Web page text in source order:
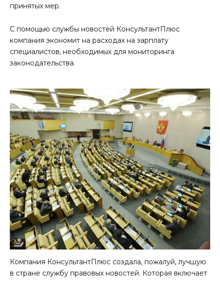
принятых мер.
С помощью службы новостей КонсультантПлюс
компания экономит на расходах на зарплату
специалистов, необходимых для мониторинга
законодательства.
Компания КонсультантПлюс создала, пожалуй, лучшую
в стране службу правовых новостей. Которая включает